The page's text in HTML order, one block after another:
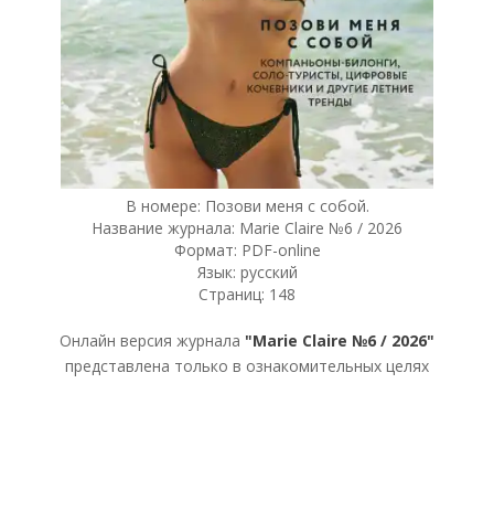
В номере: Позови меня с собой.
Название журнала: Marie Claire №6 / 2026
Формат: PDF-online
Язык: русский
Страниц: 148
Онлайн версия журнала "Marie Claire №6 / 2026"
представлена только в ознакомительных целях